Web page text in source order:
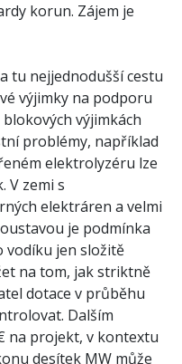
korun. Zájem je
tu nejjednodušší cestu
výjimky na podporu
výjimkách
problémy, například
elektrolyzéru lze
V zemi s
elektráren a velmi
je podmínka
vodíku jen složitě
na tom, jak striktně
dotace v průběhu
Dalším
na projekt, v kontextu
desítek MW může